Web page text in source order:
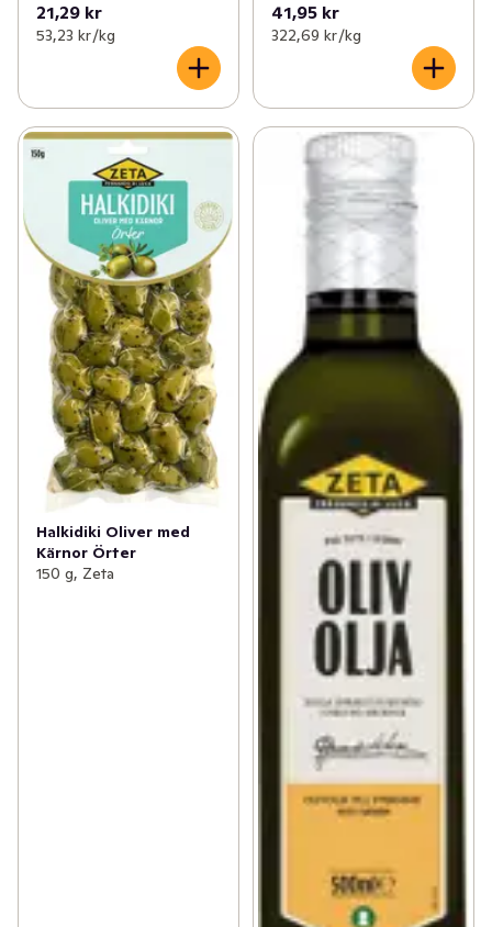
21,29 kr
53,23 kr /kg
41,95 kr
322,69 kr /kg
Halkidiki Oliver med
Kärnor Örter
150 g, Zeta